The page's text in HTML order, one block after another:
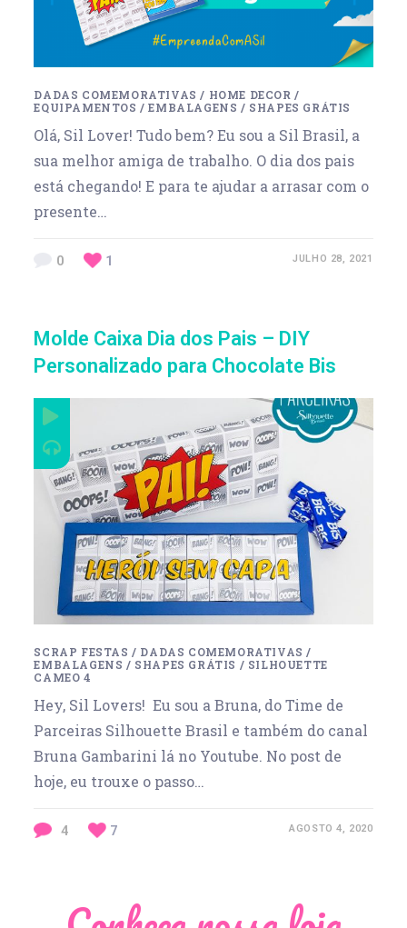
DADAS COMEMORATIVAS / HOME DECOR /
EQUIPAMENTOS /EMBALAGENS / SHAPES GRÁTIS
Olá, Sil Lover! Tudo bem? Eu sou a Sil Brasil, a
sua melhor amiga de trabalho. O dia dos pais
está chegando! E para te ajudar a arrasar com o
presente…
0 1 JULHO 28, 2021
Molde Caixa Dia dos Pais – DIY
Personalizado para Chocolate Bis
SCRAP FESTAS / DADAS COMEMORATIVAS /
EMBALAGENS / SHAPES GRÁTIS / SILHOUETTE
CAMEO 4
Hey, Sil Lovers! Eu sou a Bruna, do Time de
Parceiras Silhouette Brasil e também do canal
Bruna Gambarini lá no Youtube. No post de
hoje, eu trouxe o passo…
4 7 AGOSTO 4, 2020